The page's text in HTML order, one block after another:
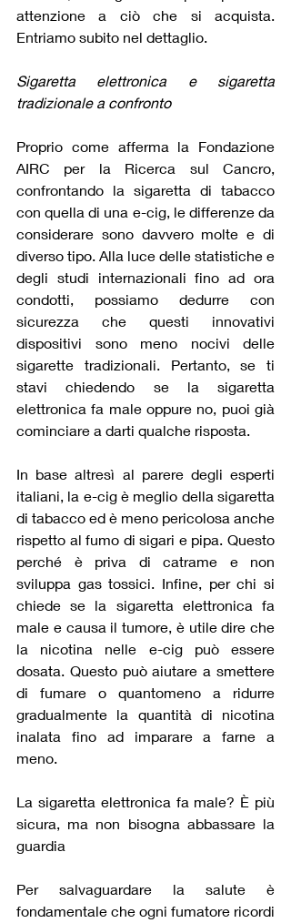
attenzione a ciò che si acquista.
Entriamo subito nel dettaglio.
Sigaretta elettronica e sigaretta
tradizionale a confronto
Proprio come afferma la Fondazione
AIRC per la Ricerca sul Cancro,
confrontando la sigaretta di tabacco
con quella di una e-cig, le differenze da
considerare sono davvero molte e di
diverso tipo. Alla luce delle statistiche e
degli studi internazionali fino ad ora
condotti, possiamo dedurre con
sicurezza che questi innovativi
dispositivi sono meno nocivi delle
sigarette tradizionali. Pertanto, se ti
stavi chiedendo se la sigaretta
elettronica fa male oppure no, puoi già
cominciare a darti qualche risposta.
In base altresì al parere degli esperti
italiani, la e-cig è meglio della sigaretta
di tabacco ed è meno pericolosa anche
rispetto al fumo di sigari e pipa. Questo
perché è priva di catrame e non
sviluppa gas tossici. Infine, per chi si
chiede se la sigaretta elettronica fa
male e causa il tumore, è utile dire che
la nicotina nelle e-cig può essere
dosata. Questo può aiutare a smettere
di fumare o quantomeno a ridurre
gradualmente la quantità di nicotina
inalata fino ad imparare a farne a
meno.
La sigaretta elettronica fa male? È più
sicura, ma non bisogna abbassare la
guardia
Per salvaguardare la salute è
fondamentale che ogni fumatore ricordi